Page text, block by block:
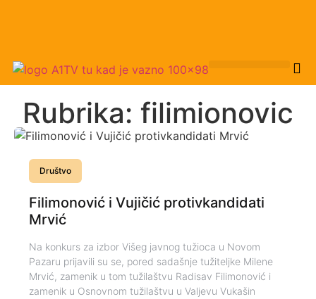
Rubrika: filimionovic
Društvo
Filimonović i Vujičić protivkandidati
Mrvić
Na konkurs za izbor Višeg javnog tužioca u Novom
Pazaru prijavili su se, pored sadašnje tužiteljke Milene
Mrvić, zamenik u tom tužilaštvu Radisav Filimonović i
zamenik u Osnovnom tužilaštvu u Valjevu Vukašin